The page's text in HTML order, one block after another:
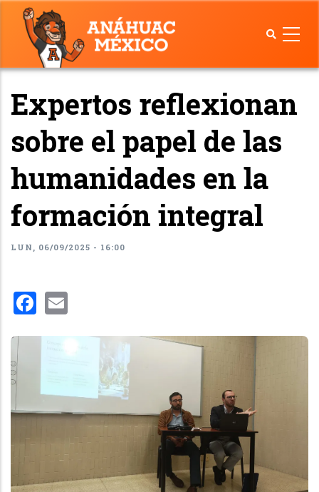
Pasar
contenido
principal
Expertos reflexionan
sobre el papel de las
humanidades en la
formación integral
LUN, 06/09/2025 - 16:00
Facebook